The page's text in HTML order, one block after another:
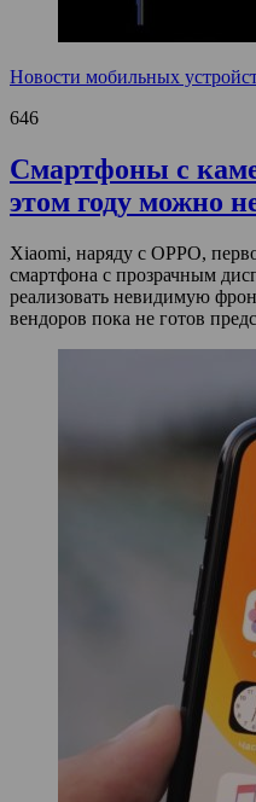
Новости мобильных
646
Смартфоны с
этом году можно
Xiaomi, наряду с OPPO,
смартфона с прозрачным
реализовать невидимую
вендоров пока не готов